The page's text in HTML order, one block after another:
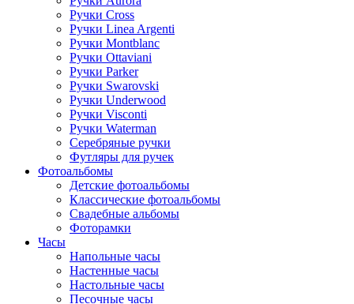
Ручки Cross
Ручки Linea Argenti
Ручки Montblanc
Ручки Ottaviani
Ручки Parker
Ручки Swarovski
Ручки Underwood
Ручки Visconti
Ручки Waterman
Серебряные ручки
Футляры для ручек
Фотоальбомы
Детские фотоальбомы
Классические фотоальбомы
Свадебные альбомы
Фоторамки
Часы
Напольные часы
Настенные часы
Настольные часы
Песочные часы